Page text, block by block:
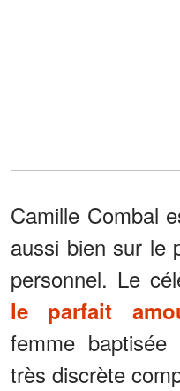
Camille Combal
aussi bien sur le
personnel. Le
le parfait
femme
très discrète